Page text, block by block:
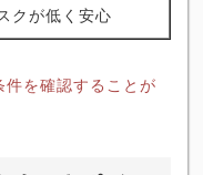
クが低く安心
を確認することが